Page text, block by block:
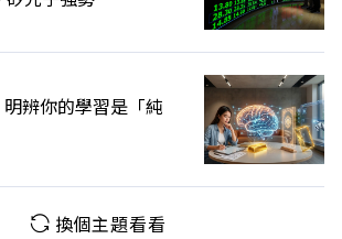
辨你的學習是「純
換個主題看看